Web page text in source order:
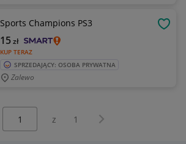
Sports Champions PS3
KUP TERAZ
15zł
SPRZEDAJĄCY: OSOBA PRYWATNA
Zalewo
z 1 Następna strona